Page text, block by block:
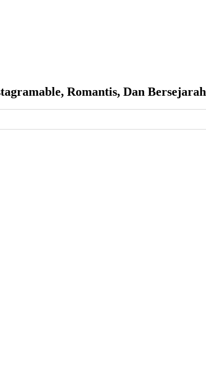
Romantis, Dan Bersejarah